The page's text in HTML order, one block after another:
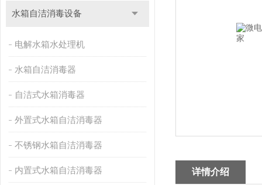
水箱自洁消毒设备
电解水箱水处理机
水箱自洁消毒器
自洁式水箱消毒器
外置式水箱自洁消毒器
不锈钢水箱自洁消毒器
内置式水箱自洁消毒器 详情介绍